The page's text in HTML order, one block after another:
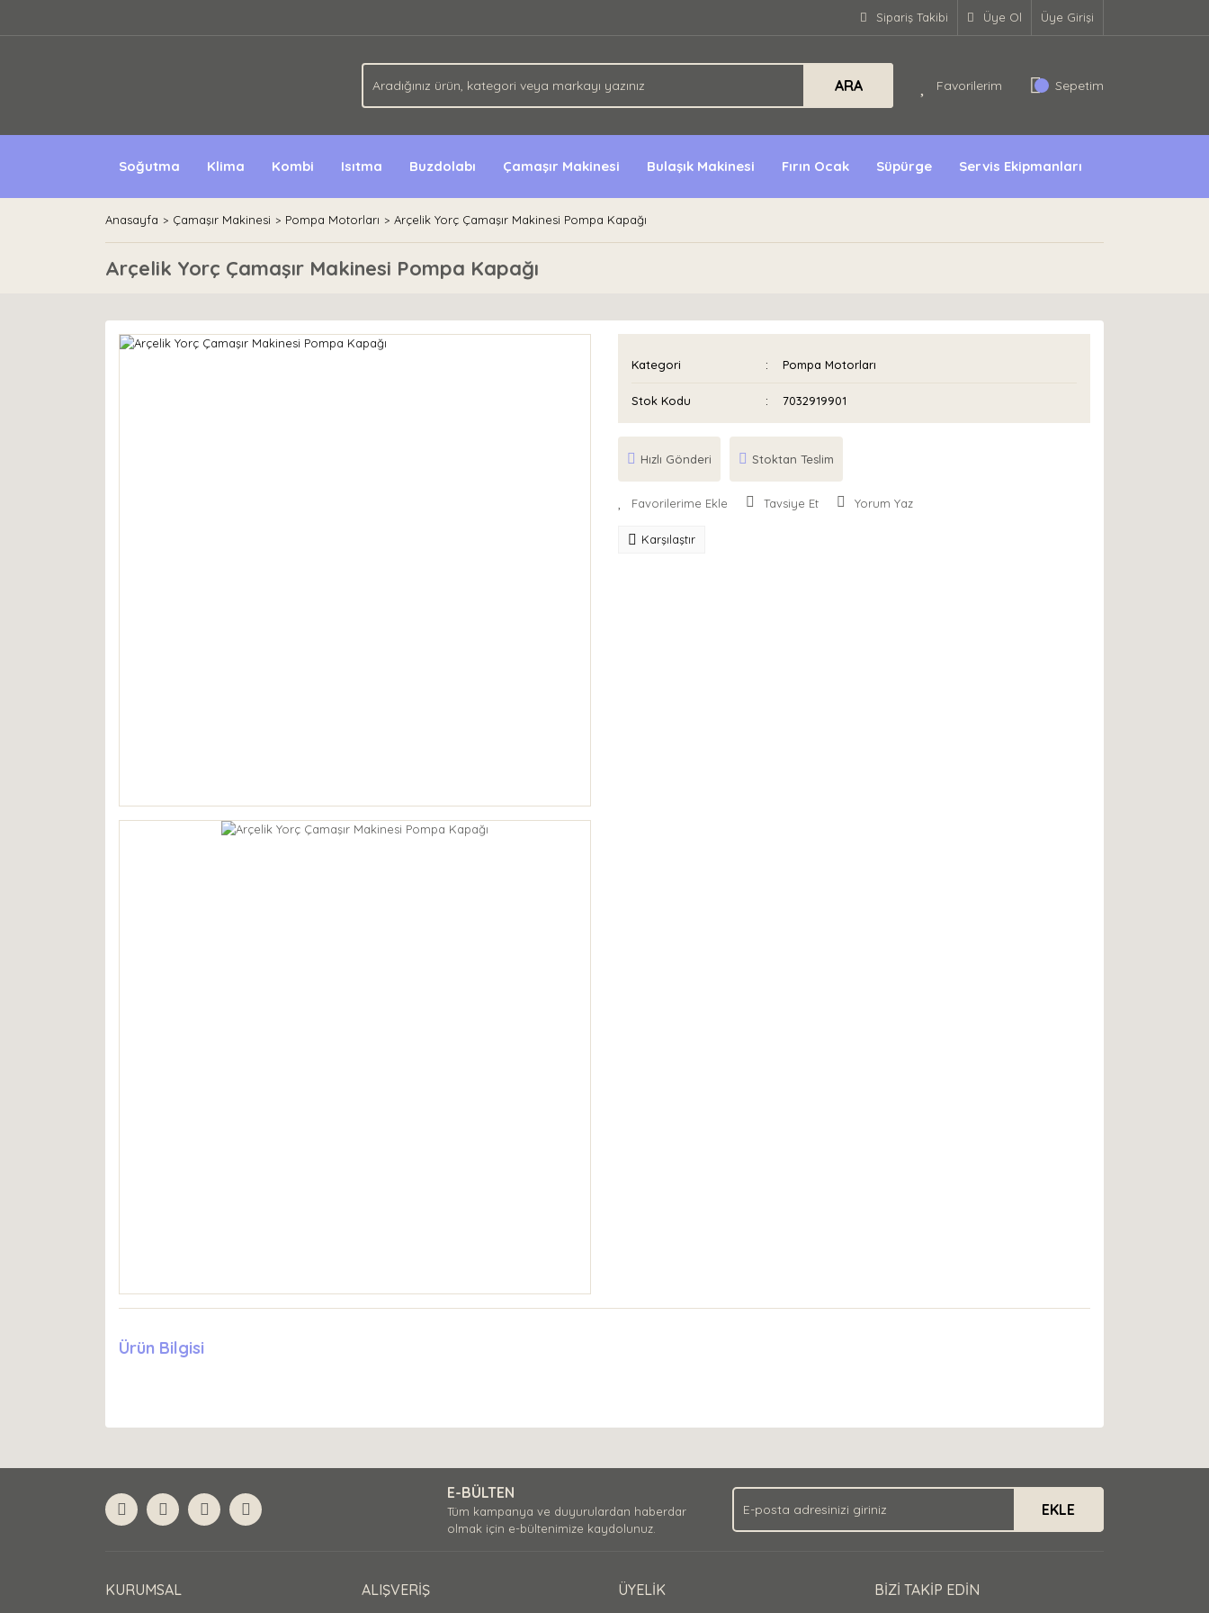
Sipariş Takibi Üye Ol Üye Girişi
ARA Favorilerim Sepetim
Soğutma Klima Kombi Isıtma Buzdolabı Çamaşır Makinesi Bulaşık Makinesi Fırın Ocak Süpürge Servis Ekipmanları
Anasayfa Çamaşır Makinesi Pompa Motorları Arçelik Yorç Çamaşır Makinesi Pompa Kapağı
Arçelik Yorç Çamaşır Makinesi Pompa Kapağı
Kategori Pompa Motorları
Stok Kodu 7032919901
Hızlı Gönderi Stoktan Teslim
Tavsiye Et Yorum Yaz
Karşılaştır
Ürün Bilgisi
E-BÜLTEN
Tüm kampanya ve duyurulardan haberdar
olmak için e-bültenimize kaydolunuz.
EKLE
KURUMSAL ALIŞVERİŞ ÜYELİK BİZİ TAKİP EDİN